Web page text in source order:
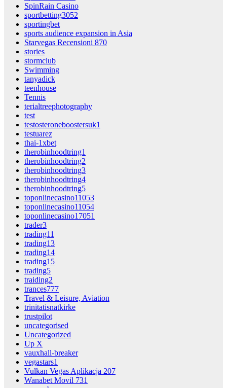
SpinRain Casino
sportbetting3052
sportingbet
sports audience expansion in Asia
Starvegas Recensioni 870
stories
stormclub
Swimming
tanyadick
teenhouse
Tennis
terialtreephotography
test
testosteroneboostersuk1
testuarez
thai-1xbet
therobinhoodtring1
therobinhoodtring2
therobinhoodtring3
therobinhoodtring4
therobinhoodtring5
toponlinecasino11053
toponlinecasino11054
toponlinecasino17051
trader3
trading11
trading13
trading14
trading15
trading5
traiding2
trances777
Travel & Leisure, Aviation
trinitatisnatkirke
trustpilot
uncategorised
Uncategorized
Up X
vauxhall-breaker
vegastars1
Vulkan Vegas Aplikacja 207
Wanabet Movil 731